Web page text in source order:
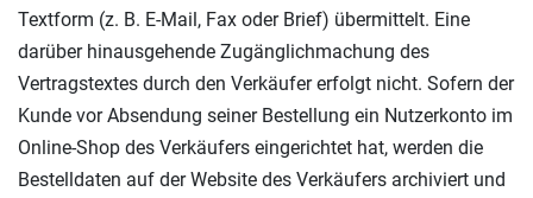
Textform (z. B. E-Mail, Fax oder Brief) übermittelt. Eine
darüber hinausgehende Zugänglichmachung des
Vertragstextes durch den Verkäufer erfolgt nicht. Sofern der
Kunde vor Absendung seiner Bestellung ein Nutzerkonto im
Online-Shop des Verkäufers eingerichtet hat, werden die
Bestelldaten auf der Website des Verkäufers archiviert und